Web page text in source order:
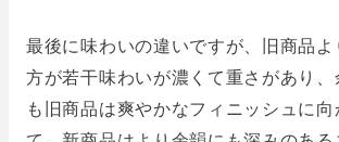
最後に味わいの違いですが、旧商品
方が若干味わいが濃くて重さがあり、
も旧商品は爽やかなフィニッシュに向